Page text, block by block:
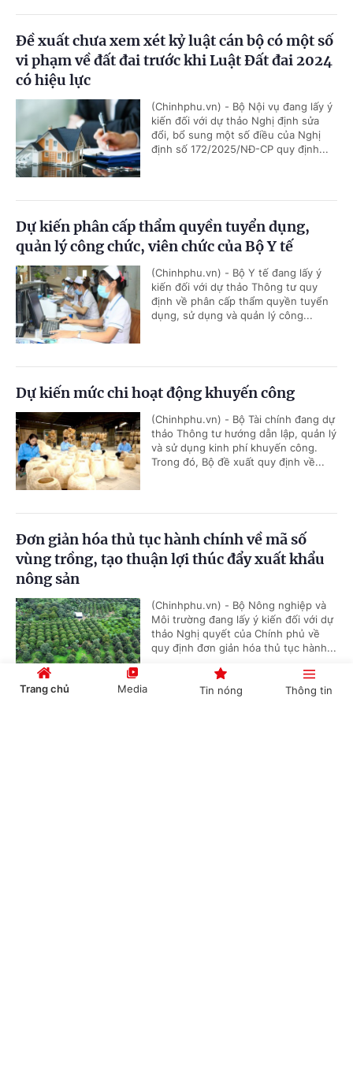
Đề xuất chưa xem xét kỷ luật cán bộ có một số
vi phạm về đất đai trước khi Luật Đất đai 2024
có hiệu lực
(Chinhphu.vn) - Bộ Nội vụ đang lấy ý
kiến đối với dự thảo Nghị định sửa
đổi, bổ sung một số điều của Nghị
định số 172/2025/NĐ-CP quy định...
Dự kiến phân cấp thẩm quyền tuyển dụng,
quản lý công chức, viên chức của Bộ Y tế
(Chinhphu.vn) - Bộ Y tế đang lấy ý
kiến đối với dự thảo Thông tư quy
định về phân cấp thẩm quyền tuyển
dụng, sử dụng và quản lý công...
Dự kiến mức chi hoạt động khuyến công
(Chinhphu.vn) - Bộ Tài chính đang dự
thảo Thông tư hướng dẫn lập, quản lý
và sử dụng kinh phí khuyến công.
Trong đó, Bộ đề xuất quy định về...
Đơn giản hóa thủ tục hành chính về mã số
vùng trồng, tạo thuận lợi thúc đẩy xuất khẩu
nông sản
(Chinhphu.vn) - Bộ Nông nghiệp và
Môi trường đang lấy ý kiến đối với dự
thảo Nghị quyết của Chính phủ về
quy định đơn giản hóa thủ tục hành...
Trang chủ Media Tin nóng Thông tin